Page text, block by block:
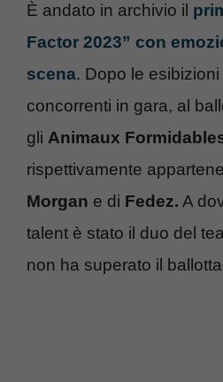
È andato in archivio il
Factor 2023” con
scena. Dopo le
concorrenti in gara, al
gli Animaux
rispettivamente
Morgan e di Fedez. A
talent è stato il duo del
non ha superato il